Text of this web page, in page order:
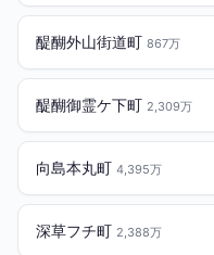
醍醐外山街道町 867万
醍醐御霊ケ下町 2,309万
向島本丸町 4,395万
深草フチ町 2,388万